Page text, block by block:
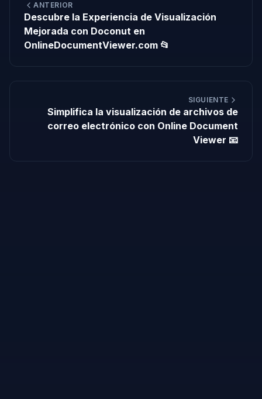
ANTERIOR
Descubre la Experiencia de Visualización
Mejorada con Doconut en
OnlineDocumentViewer.com 📂
SIGUIENTE
Simplifica la visualización de archivos de
correo electrónico con Online Document
Viewer 📧